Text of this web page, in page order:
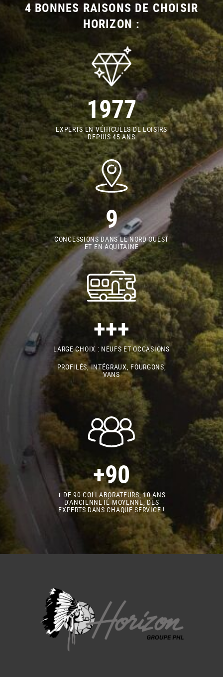
4 BONNES RAISONS DE CHOISIR
HORIZON :
1977
EXPERTS EN VÉHICULES DE LOISIRS
DEPUIS 45 ANS
9
CONCESSIONS DANS LE NORD OUEST
ET EN AQUITAINE
+++
LARGE CHOIX : NEUFS ET OCCASIONS
PROFILÉS, INTÉGRAUX, FOURGONS,
VANS
+90
+ DE 90 COLLABORATEURS, 10 ANS
D'ANCIENNETÉ MOYENNE, DES
EXPERTS DANS CHAQUE SERVICE !